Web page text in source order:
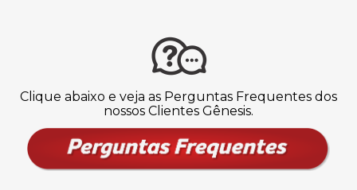
Clique abaixo e veja as Perguntas Frequentes dos
nossos Clientes Gênesis.